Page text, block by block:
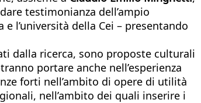
testimonianza dell’ampio
l’università della Cei – presentando
dalla ricerca, sono proposte culturali
portare anche nell’esperienza
forti nell’ambito di opere di utilità
nell’ambito dei quali inserire i